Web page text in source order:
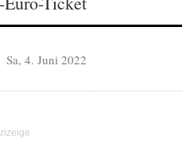
Sa, 4. Juni 2022